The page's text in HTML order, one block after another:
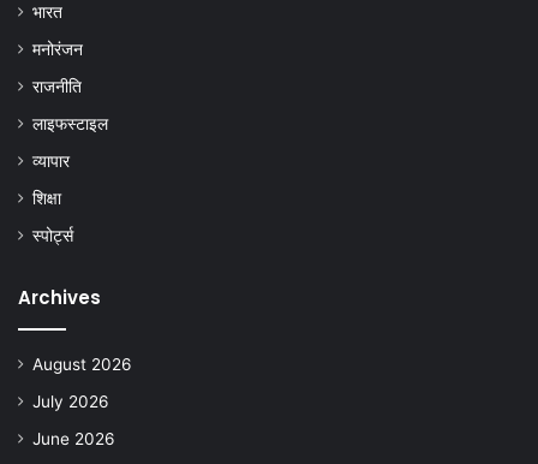
भारत
मनोरंजन
राजनीति
लाइफस्टाइल
व्यापार
शिक्षा
स्पोर्ट्स
Archives
August 2026
July 2026
June 2026